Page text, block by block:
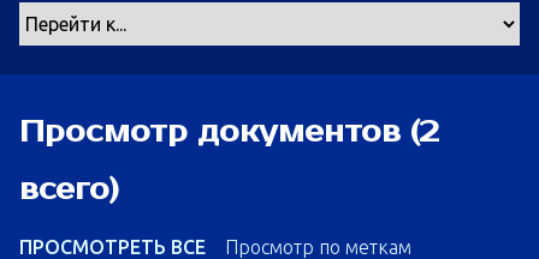
Просмотр документов (2
всего)
ПРОСМОТРЕТЬ ВСЕ
Просмотр по меткам